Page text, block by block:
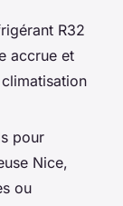
R32
accrue et
pour
Nice,
ou